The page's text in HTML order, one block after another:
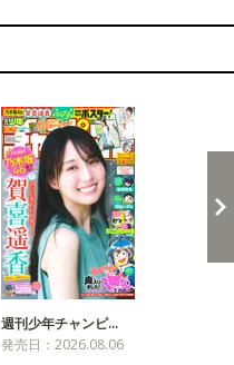
週刊少年チャンピ…
発売日：2026.08.06